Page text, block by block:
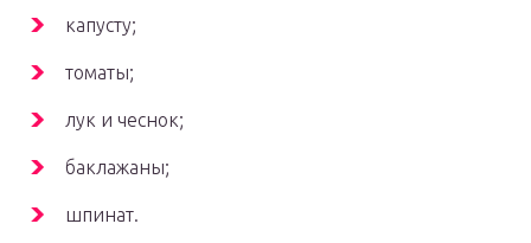
капусту;
томаты;
лук и чеснок;
баклажаны;
шпинат.